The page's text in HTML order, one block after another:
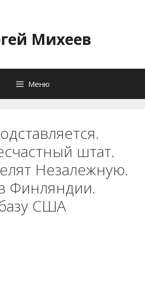
Михеев
Меню
штат.
Незалежную.
Финляндии.
США